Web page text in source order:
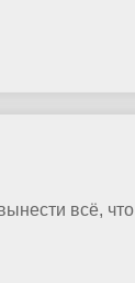
всё, что